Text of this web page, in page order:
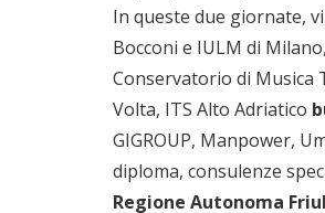
In queste due giornate,
Bocconi e IULM di
Conservatorio di Musica
Volta, ITS Alto Adriatico
GIGROUP, Manpower,
diploma, consulenze
Regione Autonoma